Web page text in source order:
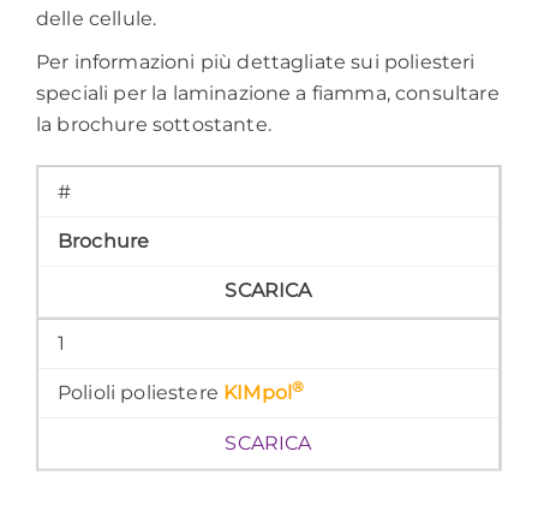
delle cellule.
Per informazioni più dettagliate sui poliesteri
speciali per la laminazione a fiamma, consultare
la brochure sottostante.
#
Brochure
SCARICA
1
Polioli poliestere KIMpol®
SCARICA